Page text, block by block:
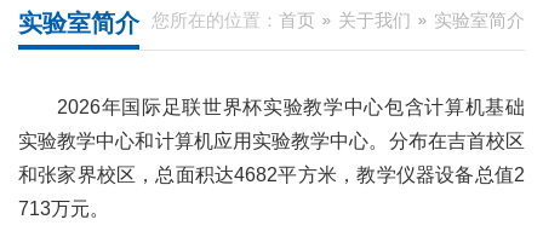
您所在的位置： 首页 关于我们 实验室简介
实验室简介
2026年国际足联世界杯实验教学中心包含计算机基础
实验教学中心和计算机应用实验教学中心。分布在吉首校区
和张家界校区，总面积达4682平方米，教学仪器设备总值2
713万元。